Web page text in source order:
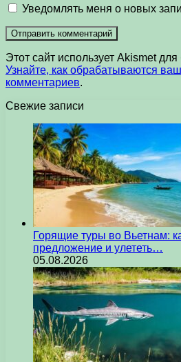
Уведомлять меня о новых
Этот сайт использует Akismet
Узнайте, как обрабатываются
комментариев.
Свежие записи
Горящие туры во Вьетнам:
предложение и улететь…
05.08.2026